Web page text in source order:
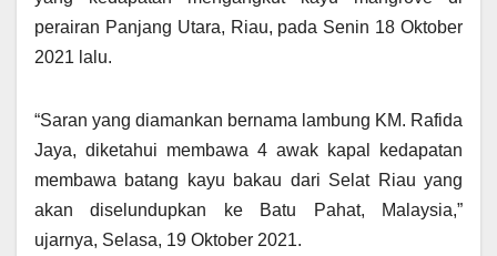
perairan Panjang Utara, Riau, pada Senin 18 Oktober
2021 lalu.
“Saran yang diamankan bernama lambung KM. Rafida
Jaya, diketahui membawa 4 awak kapal kedapatan
membawa batang kayu bakau dari Selat Riau yang
akan diselundupkan ke Batu Pahat, Malaysia,”
ujarnya, Selasa, 19 Oktober 2021.